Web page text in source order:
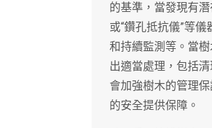
的基準，當發現有
或“鑽孔抵抗儀”等
和持續監測等。當
出適當處理，包括
會加強樹木的管理
的安全提供保障。